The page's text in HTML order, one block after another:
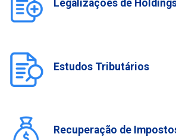
Legalizações de
Estudos Tributários
Recuperação de